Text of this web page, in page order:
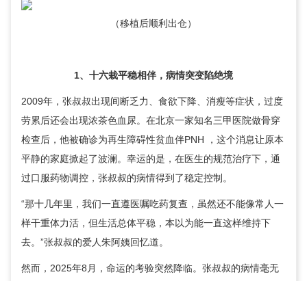
（移植后顺利出仓）
1、十六栽平稳相伴，病情突变陷绝境
2009年，张叔叔出现间断乏力、食欲下降、消瘦等症状，过度
劳累后还会出现浓茶色血尿。在北京一家知名三甲医院做骨穿
检查后，他被确诊为再生障碍性贫血伴PNH ，这个消息让原本
平静的家庭掀起了波澜。幸运的是，在医生的规范治疗下，通
过口服药物调控，张叔叔的病情得到了稳定控制。
“那十几年里，我们一直遵医嘱吃药复查，虽然还不能像常人一
样干重体力活，但生活总体平稳，本以为能一直这样维持下
去。”张叔叔的爱人朱阿姨回忆道。
然而，2025年8月，命运的考验突然降临。张叔叔的病情毫无